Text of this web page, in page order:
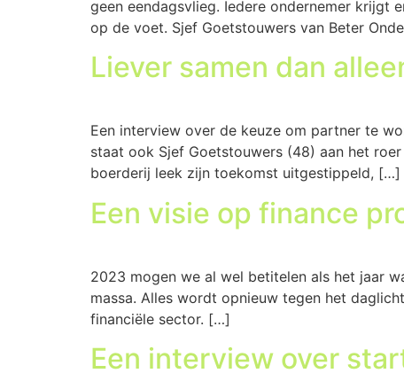
geen eendagsvlieg. Iedere ondernemer krijgt
op de voet. Sjef Goetstouwers van Beter
Liever samen dan
Een interview over de keuze om partner te
staat ook Sjef Goetstouwers (48) aan het
boerderij leek zijn toekomst uitgestippeld, […]
Een visie op finance
2023 mogen we al wel betitelen als het jaar
massa. Alles wordt opnieuw tegen het
financiële sector. […]
Een interview over